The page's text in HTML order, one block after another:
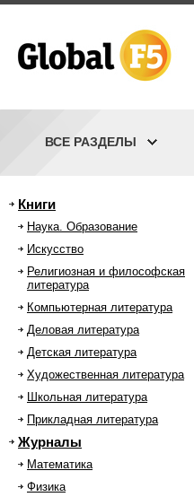
ВСЕ РАЗДЕЛЫ
Книги
Наука. Образование
Искусство
Религиозная и философская
литература
Компьютерная литература
Деловая литература
Детская литература
Художественная литература
Школьная литература
Прикладная литература
Журналы
Математика
Физика